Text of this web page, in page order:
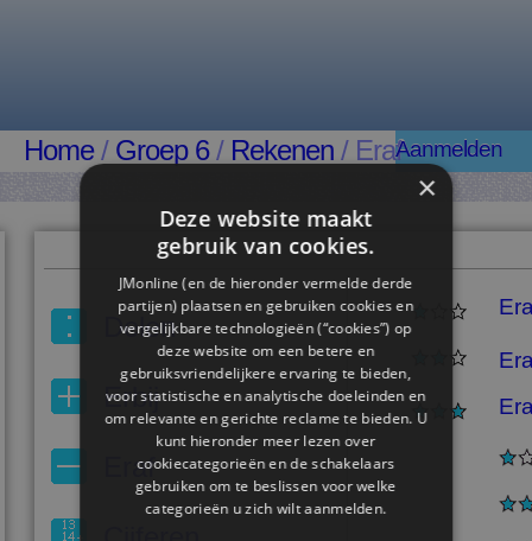
Home/ Groep 6/ Rekenen / ErafAanmelden
Delen
Erbij
Eraf
×
Deze website maakt
gebruik van cookies.
JMonline (en de hieronder vermelde derde
partijen) plaatsen en gebruiken cookies en
vergelijkbare technologieën (“cookies”) op
deze website om een ​​betere en
gebruiksvriendelijkere ervaring te bieden,
voor statistische en analytische doeleinden en
om relevante en gerichte reclame te bieden. U
kunt hieronder meer lezen over
cookiecategorieën en de schakelaars
gebruiken om te beslissen voor welke
categorieën u zich wilt aanmelden.